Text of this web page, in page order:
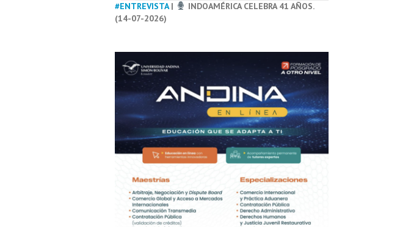
#ENTREVISTA|
INDOAMÉRICA CELEBRA 41 AÑOS.
(14-07-2026)